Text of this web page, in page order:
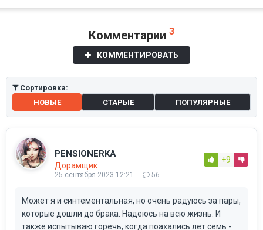
Комментарии 3
КОММЕНТИРОВАТЬ
Сортировка:
НОВЫЕ
СТАРЫЕ ПОПУЛЯРНЫЕ
PENSIONERKA
Дорамщик
25 сентября 2023 12:21 56
+9
Может я и синтементальная, но очень радуюсь за пары,
которые дошли до брака. Надеюсь на всю жизнь. И
также испытываю горечь, когда поахались лет семь -